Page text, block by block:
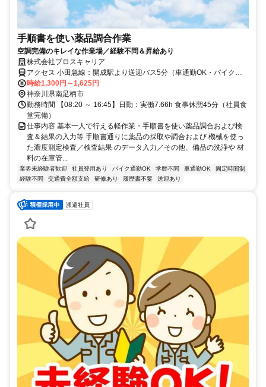
手順書を使い薬品調合作業
空調完備のキレイな作業場／経験不問＆昇給あり
株式会社プロスキャリア
アクセス 小田急線：開成駅より送迎バス5分（車通勤OK・バイク通
勤OK！）
時給1,300円～1,625円
神奈川県南足柄市
勤務時間 【08:20 ～ 16:45】日勤：実働7.66h 食事休憩45分（社員食
堂完備）
仕事内容 基本一人で行える軽作業・手順書を使い薬品調合および検
査＆結果の入力等 手順書通りに薬品の採取や調合および 機械を使っ
た濃度測定検査／検査結果 のデータ入力／その他、備品の洗浄や 材
料の在庫管...
業界未経験者歓迎 社員登用あり バイク通勤OK 学歴不問 車通勤OK
固定時間制
経験不問
交通費全額支給 研修あり 履歴書不要 送迎あり
派遣社員